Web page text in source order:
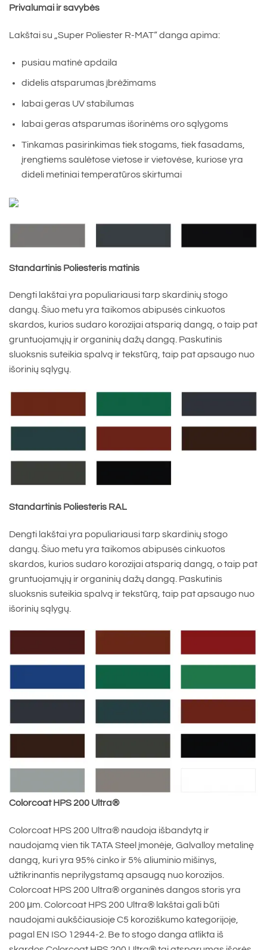
Privalumai ir savybės
Lakštai su „Super Poliester R-MAT“ danga apima:
pusiau matinė apdaila
didelis atsparumas įbrėžimams
labai geras UV stabilumas
labai geras atsparumas išorinėms oro sąlygoms
Tinkamas pasirinkimas tiek stogams, tiek fasadams,
įrengtiems saulėtose vietose ir vietovėse, kuriose yra
dideli metiniai temperatūros skirtumai
Standartinis Poliesteris matinis
Dengti lakštai yra populiariausi tarp skardinių stogo
dangų. Šiuo metu yra taikomos abipusės cinkuotos
skardos, kurios sudaro korozijai atsparią dangą, o taip pat
gruntuojamųjų ir organinių dažų dangą. Paskutinis
sluoksnis suteikia spalvą ir tekstūrą, taip pat apsaugo nuo
išorinių sąlygų.
Standartinis Poliesteris RAL
Dengti lakštai yra populiariausi tarp skardinių stogo
dangų. Šiuo metu yra taikomos abipusės cinkuotos
skardos, kurios sudaro korozijai atsparią dangą, o taip pat
gruntuojamųjų ir organinių dažų dangą. Paskutinis
sluoksnis suteikia spalvą ir tekstūrą, taip pat apsaugo nuo
išorinių sąlygų.
Colorcoat HPS 200 Ultra®
Colorcoat HPS 200 Ultra® naudoja išbandytą ir
naudojamą vien tik TATA Steel įmonėje, Galvalloy metalinę
dangą, kuri yra 95% cinko ir 5% aliuminio mišinys,
užtikrinantis neprilygstamą apsaugą nuo korozijos.
Colorcoat HPS 200 Ultra® organinės dangos storis yra
200 μm. Colorcoat HPS 200 Ultra® lakštai gali būti
naudojami aukščiausioje C5 koroziškumo kategorijoje,
pagal EN ISO 12944-2. Be to stogo danga atlikta iš